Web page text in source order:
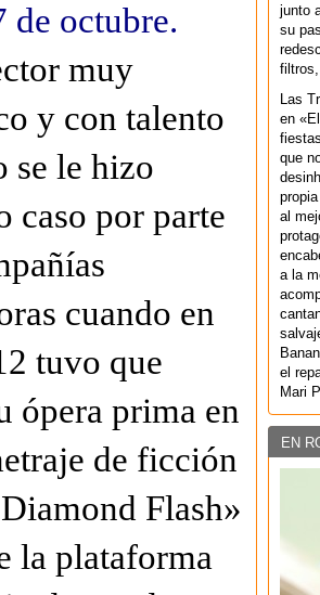
de octubre.
muy
y con talento
se le hizo
caso por parte
cuando en
tuvo que
ópera prima en
de ficción
Flash»
la plataforma
junto
su
filtros,
Las
en
que
al
a la
el
Mari
EN